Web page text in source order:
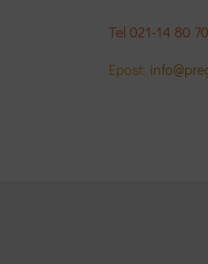
Tel 021-14 80 70
Epost: